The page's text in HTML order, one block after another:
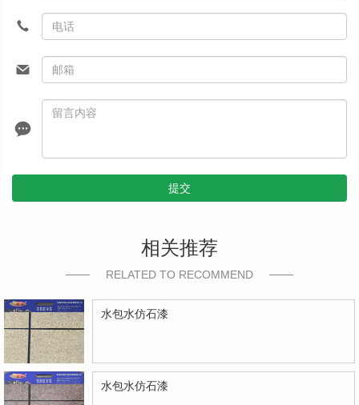
提交
相关推荐
RELATED TO RECOMMEND
水包水仿石漆
水包水仿石漆